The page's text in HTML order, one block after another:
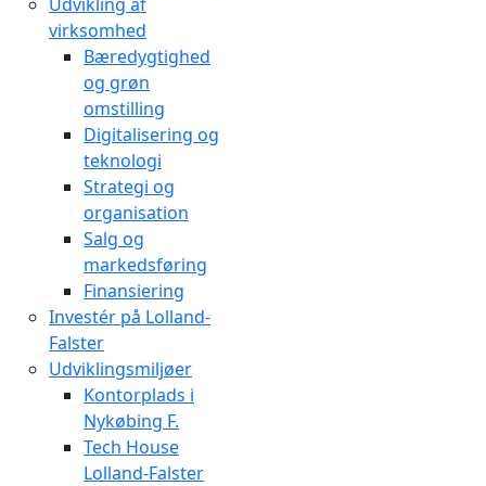
virksomhed
Bæredygtighed
og grøn
omstilling
Digitalisering og
teknologi
Strategi og
organisation
Salg og
markedsføring
Finansiering
Investér på Lolland-
Falster
Udviklingsmiljøer
Kontorplads i
Nykøbing F.
Tech House
Lolland-Falster